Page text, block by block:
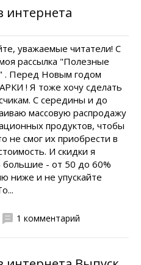
интернета
уважаемые читатели! С
рассылка "Полезные
. Перед Новым годом
! Я тоже хочу сделать
С середины и до
массовую распродажу
продуктов, чтобы
не смог их приобрести в
И скидки я
- от 50 до 60%
ниже и не упускайте
1 комментарий